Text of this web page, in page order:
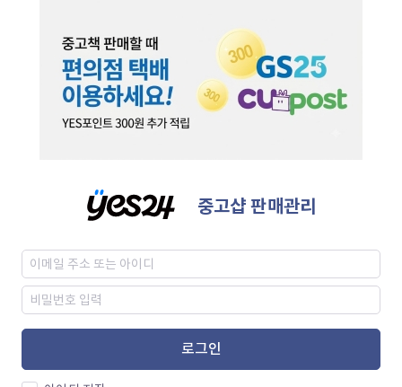
중고샵 판매관리
로그인